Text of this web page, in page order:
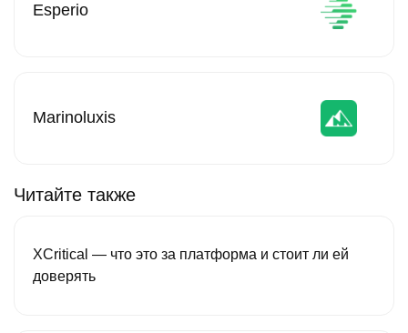
Esperio
Marinoluxis
Читайте также
XCritical — что это за платформа и стоит ли ей
доверять